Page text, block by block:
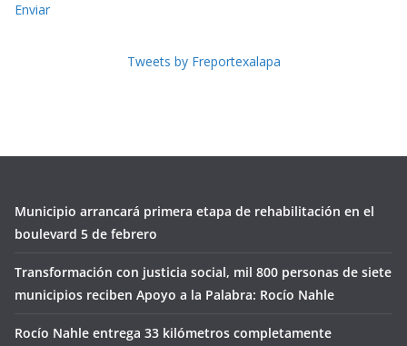
Enviar
Tweets by Freportexalapa
Municipio arrancará primera etapa de rehabilitación en el
boulevard 5 de febrero
Transformación con justicia social, mil 800 personas de siete
municipios reciben Apoyo a la Palabra: Rocío Nahle
Rocío Nahle entrega 33 kilómetros completamente